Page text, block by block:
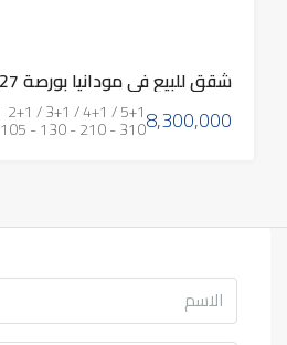
شقق للبيع في مودانيا بورصة 2027
8,300,000
2+1 / 3+1 / 4+1 / 5+1
105 - 130 - 210 - 310